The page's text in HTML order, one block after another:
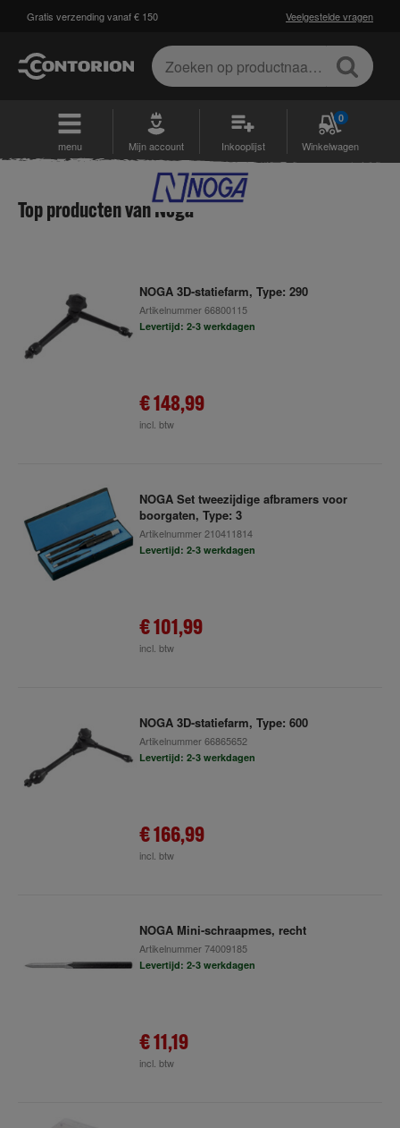
Gratis verzending vanaf € 150 Veelgestelde vragen
menu Mijn account Inkooplijst
0
Winkelwagen
Top producten van Noga
NOGA 3D-statiefarm, Type: 290
Artikelnummer66800115
Levertijd: 2-3 werkdagen
€ 148,99
incl. btw
NOGA Set tweezijdige afbramers voor
boorgaten, Type: 3
Artikelnummer 210411814
Levertijd: 2-3 werkdagen
€ 101,99
incl. btw
NOGA 3D-statiefarm, Type: 600
Artikelnummer66865652
Levertijd: 2-3 werkdagen
€ 166,99
incl. btw
NOGA Mini-schraapmes, recht
Artikelnummer74009185
Levertijd: 2-3 werkdagen
€ 11,19
incl. btw